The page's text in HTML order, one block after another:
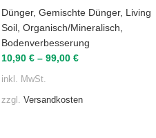
Dünger, Gemischte Dünger, Living
Soil Organisch/Mineralisch
Bodenverbesserung
10,90 € – 99,00 €
inkl. MwSt.
zzgl. Versandkosten